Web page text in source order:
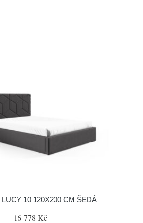
LUCY 10 120X200 CM ŠEDÁ
16 778 Kč